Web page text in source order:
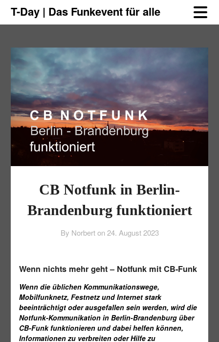
Skip
SkipT-Day | Das Funkevent für alle
CB Notfunk in Berlin-
Brandenburg funktioniert
By Norbert on 24. August 2023
Wenn nichts mehr geht – Notfunk mit CB-Funk
Wenn die üblichen Kommunikationswege,
Mobilfunknetz, Festnetz und Internet stark
beeinträchtigt oder ausgefallen sein werden, wird die
Notfunk-Kommunikation in Berlin-Brandenburg über
CB-Funk funktionieren und dabei helfen können,
Informationen zu verbreiten oder Hilfe zu